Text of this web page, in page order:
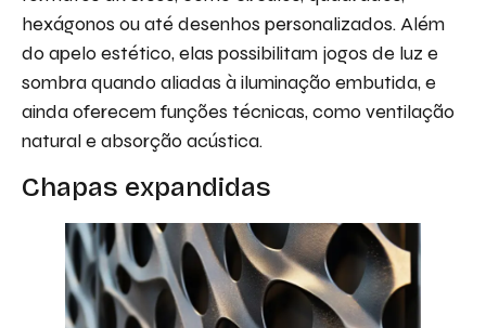
hexágonos ou até desenhos personalizados. Além
do apelo estético, elas possibilitam jogos de luz e
sombra quando aliadas à iluminação embutida, e
ainda oferecem funções técnicas, como ventilação
natural e absorção acústica.
Chapas expandidas